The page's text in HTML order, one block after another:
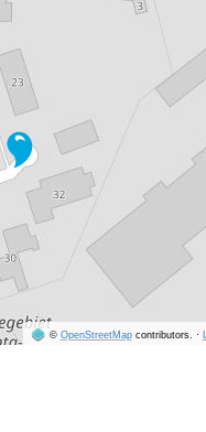
© OpenStreetMapcontributors. ·